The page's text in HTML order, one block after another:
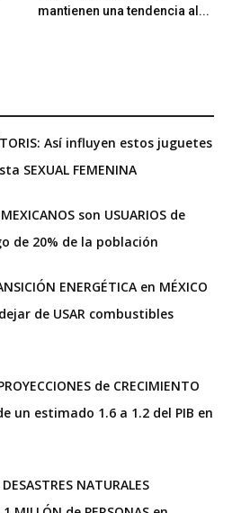
mantienen una tendencia al...
Así influyen estos juguetes
SEXUAL FEMENINA
son USUARIOS de
de 20% de la población
ENERGÉTICA en MÉXICO
de USAR combustibles
de CRECIMIENTO
un estimado 1.6 a 1.2 del PIB en
NATURALES